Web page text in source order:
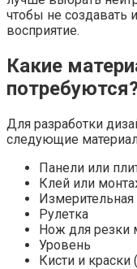
чтобы не создавать
восприятие.
Какие
Для разработки
следующие
Панели или
Клей или
Измерительная
Рулетка
Нож для резки
Уровень
Кисти и краски